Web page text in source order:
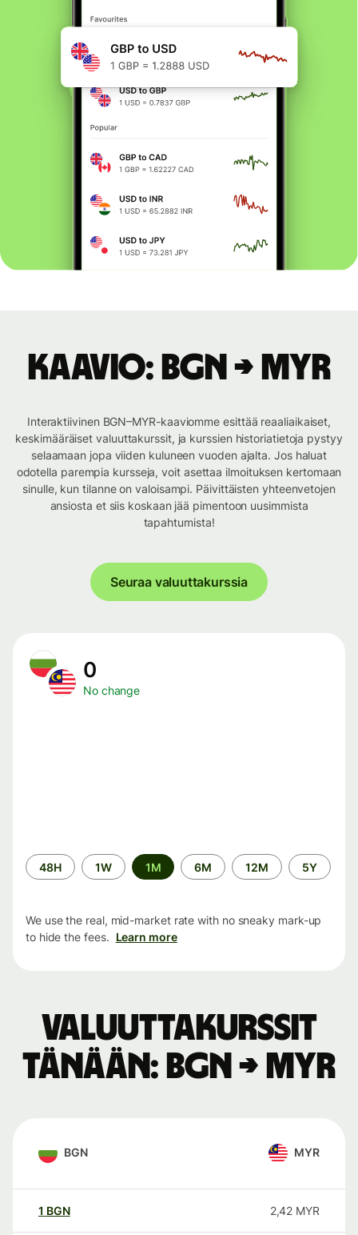
Kaavio: BGN → MYR
Interaktiivinen BGN–MYR-kaaviomme esittää reaaliaikaiset,
keskimääräiset valuuttakurssit, ja kurssien historiatietoja pystyy
selaamaan jopa viiden kuluneen vuoden ajalta. Jos haluat
odotella parempia kursseja, voit asettaa ilmoituksen kertomaan
sinulle, kun tilanne on valoisampi. Päivittäisten yhteenvetojen
ansiosta et siis koskaan jää pimentoon uusimmista
tapahtumista!
Seuraa valuuttakurssia
0
No change
Time
period
48H 1W 1M 6M 12M 5Y
We use the real, mid-market rate with no sneaky mark-up
to hide the fees. Learn more
Valuuttakurssit
tänään: BGN → MYR
BGN MYR
1 BGN 2,42 MYR